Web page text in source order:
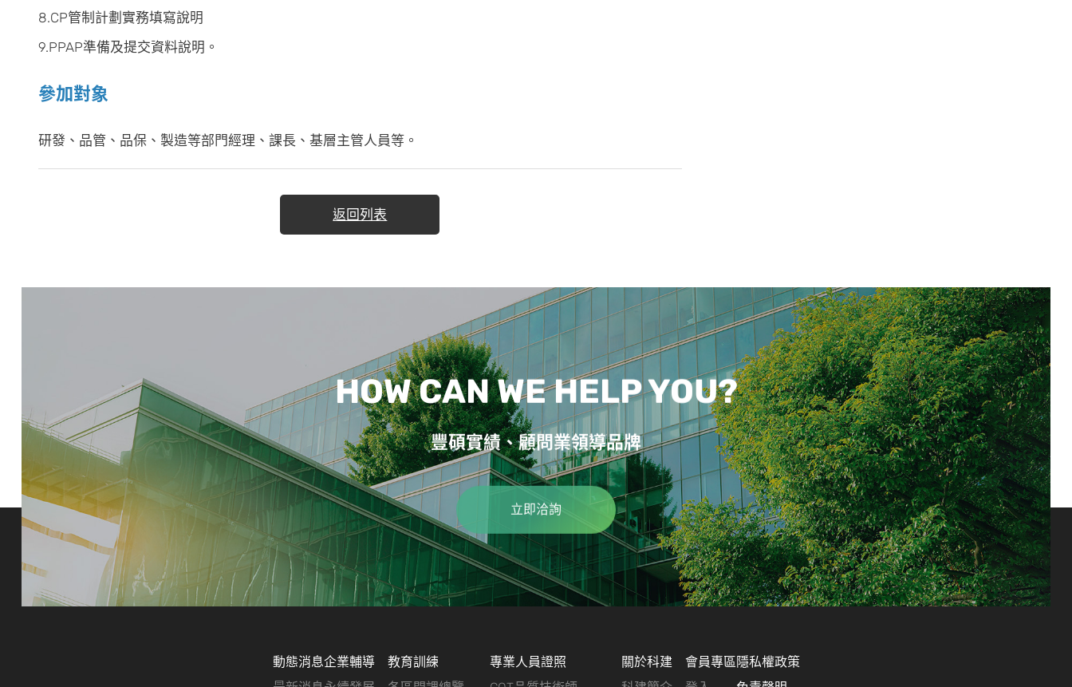
8.CP管制計劃實務填寫說明
9.PPAP準備及提交資料說明。
參加對象
研發、品管、品保、製造等部門經理、課長、基層主管人員等。
返回列表
HOW CAN WE HELP YOU?
豐碩實績、顧問業領導品牌
立即洽詢
動態消息企業輔導
教育訓練
專業人員證照
關於科建
會員專區隱私權政策